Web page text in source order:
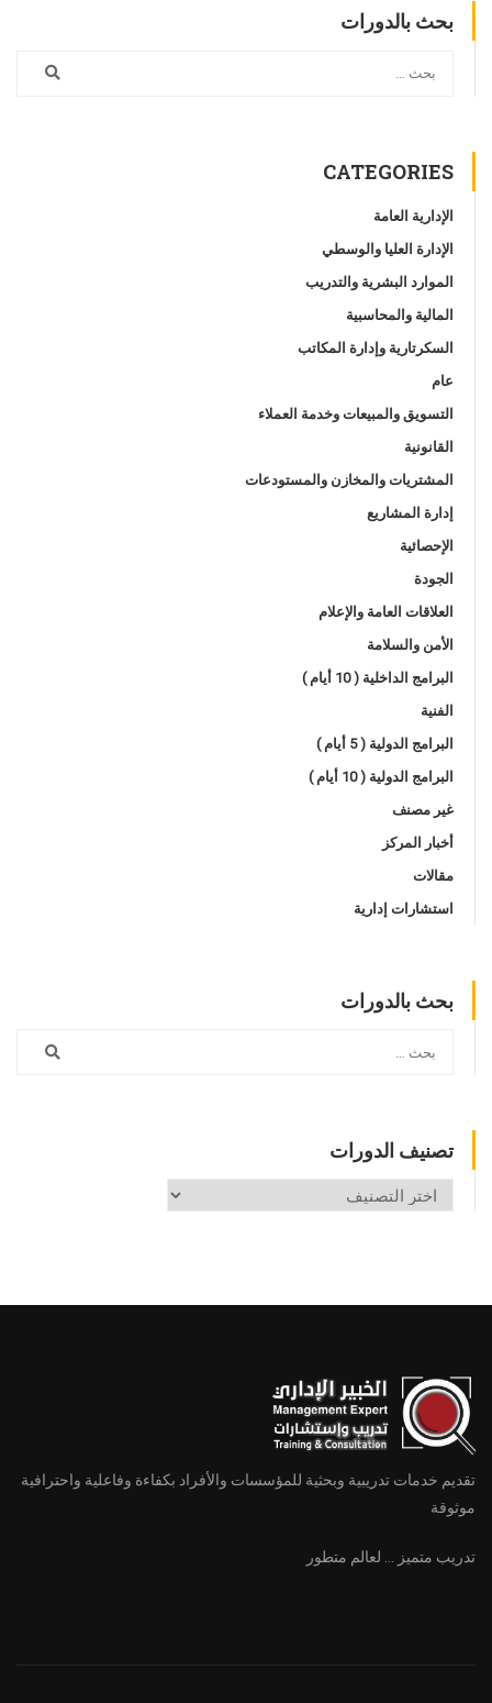
بحث بالدورات
CATEGORIES
الإدارية العامة
الإدارة العليا والوسطي
الموارد البشرية والتدريب
المالية والمحاسبية
السكرتارية وإدارة المكاتب
عام
التسويق والمبيعات وخدمة العملاء
القانونية
المشتريات والمخازن والمستودعات
إدارة المشاريع
الإحصائية
الجودة
العلاقات العامة والإعلام
الأمن والسلامة
البرامج الداخلية ( 10 أيام )
الفنية
البرامج الدولية ( 5 أيام )
البرامج الدولية ( 10 أيام )
غير مصنف
أخبار المركز
مقالات
استشارات إدارية
بحث بالدورات
تصنيف الدورات
تصنيف
تقديم خدمات تدريبية وبحثية للمؤسسات والأفراد بكفاءة وفاعلية واحترافية
موثوقة
تدريب متميز ... لعالم متطور